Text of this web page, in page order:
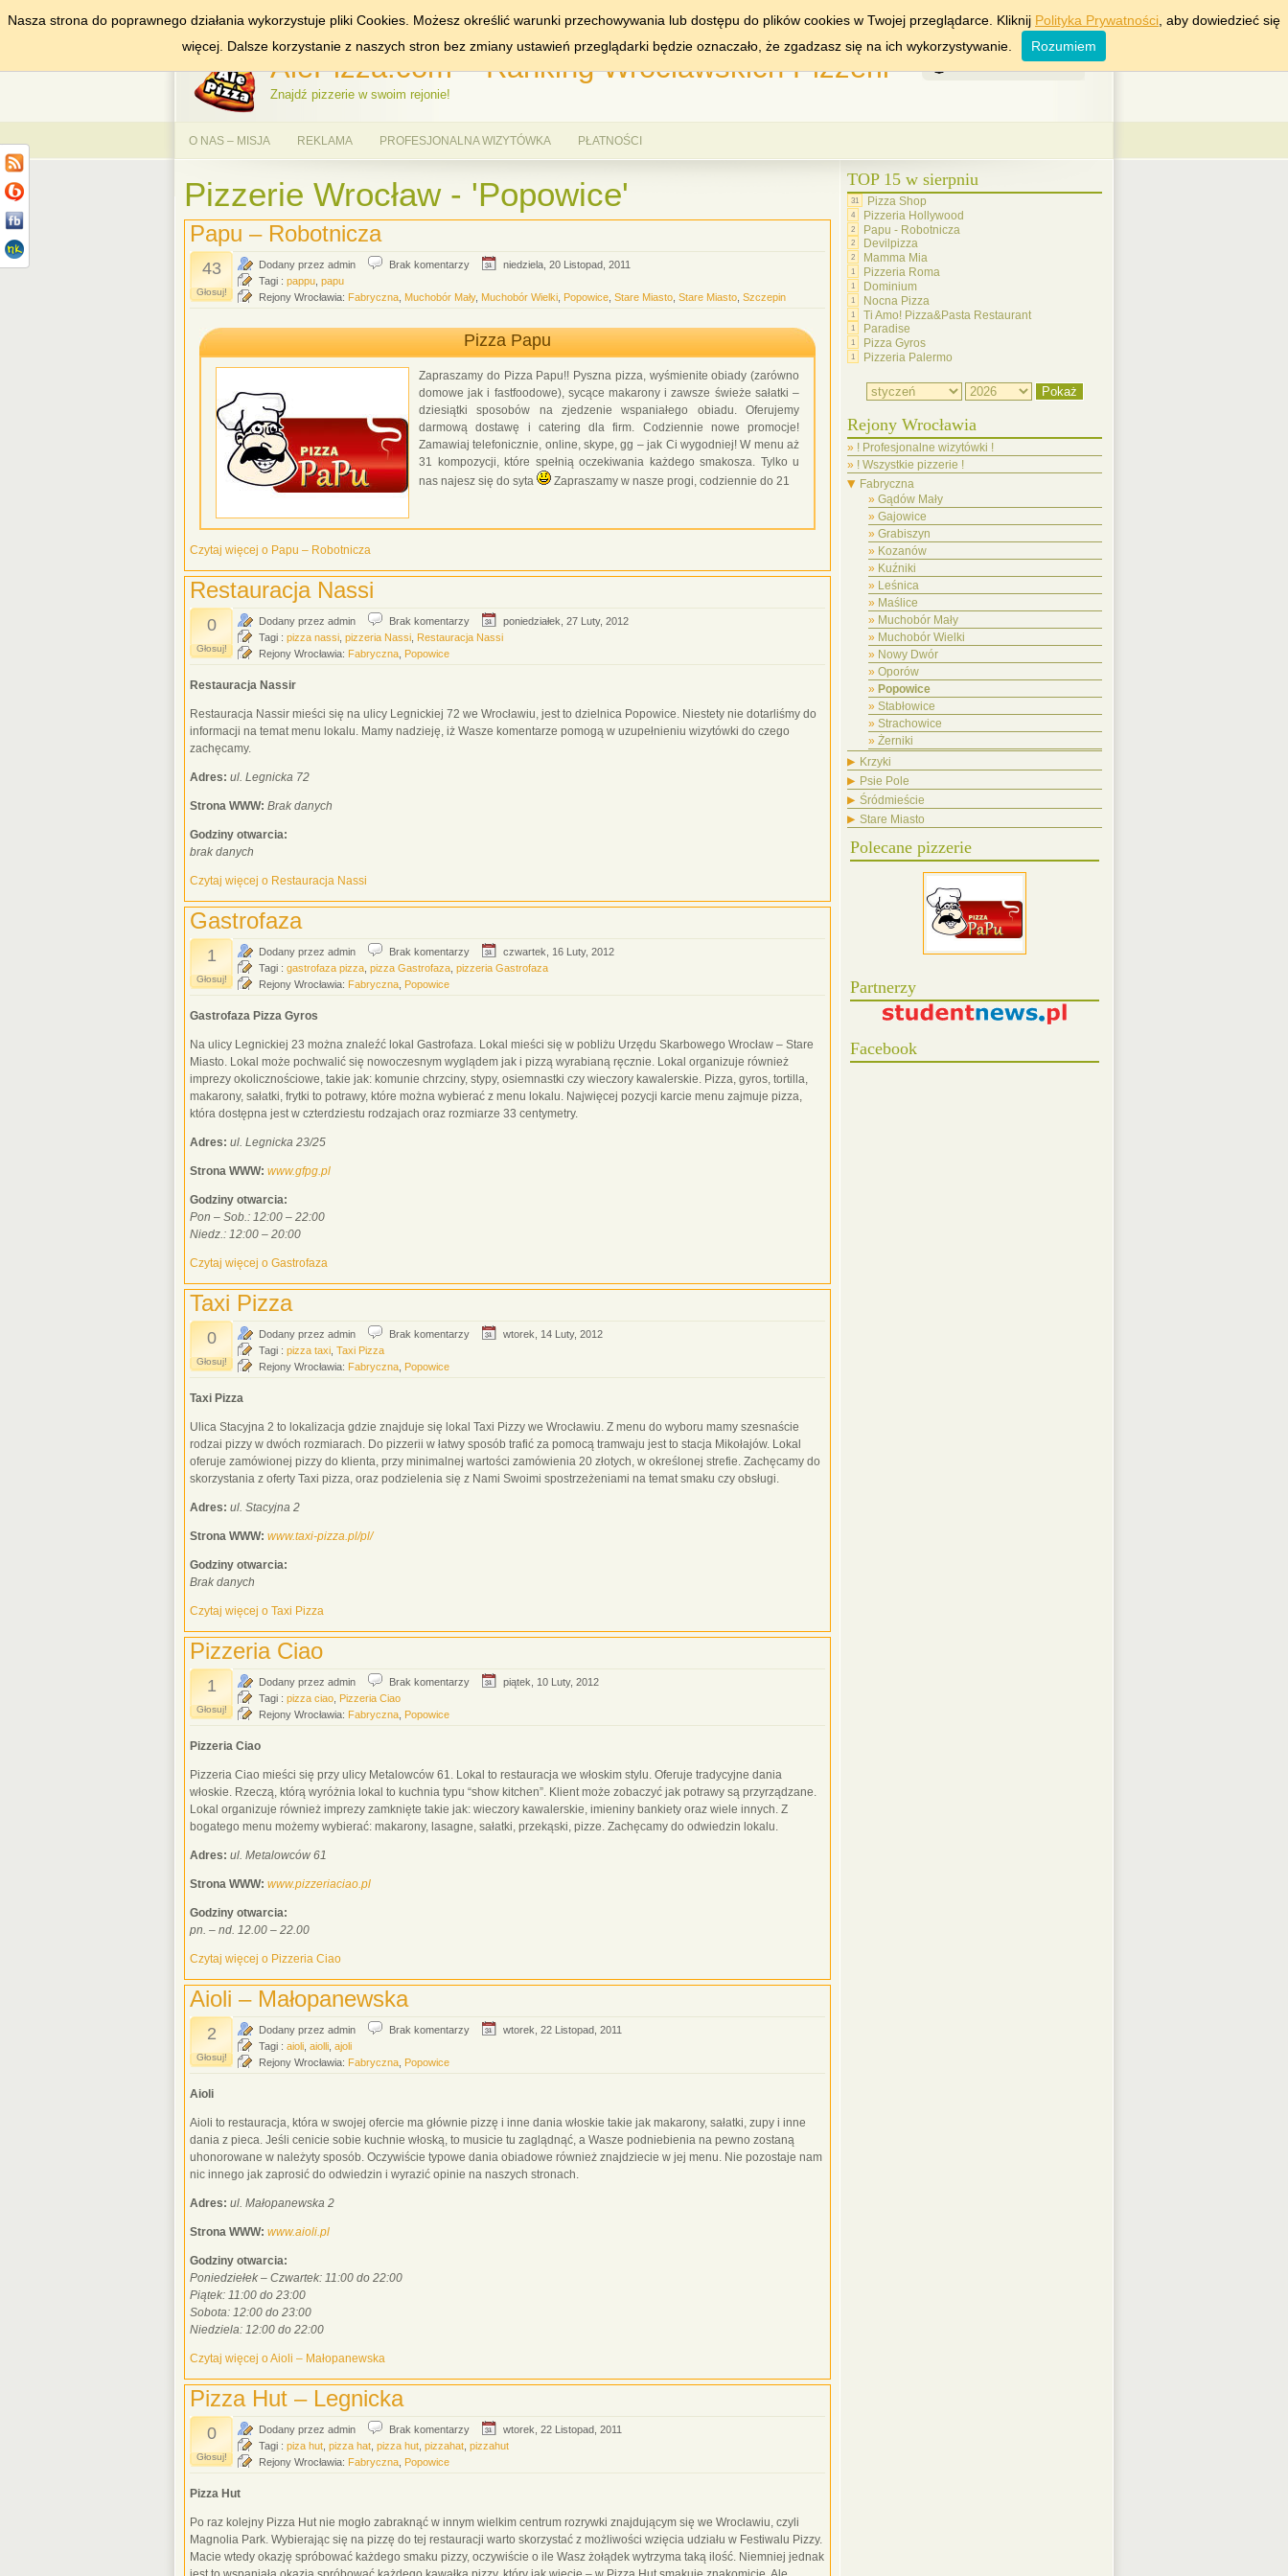
DODAJ NAS DO ULUBIONYCH ZNAJDŹ MIASTA: WROCŁAW KRAKÓW WARSZAWA
AlePizza.com – Ranking Wrocławskich Pizzerii
Znajdź pizzerie w swoim rejonie!
6 Sierpień 2026
O NAS – MISJA REKLAMA PROFESJONALNA WIZYTÓWKA PŁATNOŚCI
Pizzerie Wrocław - 'Popowice'
Papu – Robotnicza
43
Głosuj!
Dodany przez admin Brak komentarzy
niedziela, 20 Listopad, 2011
Tagi : pappu papu
Rejony Wrocławia: Fabryczna Muchobór Mały, Muchobór Wielki Popowice Stare Miasto Stare Miasto Szczepin
Pizza Papu
Zapraszamy do Pizza Papu!! Pyszna pizza, wyśmienite obiady (zarówno
domowe jak i fastfoodowe), sycące makarony i zawsze świeże sałatki –
dziesiątki sposobów na zjedzenie wspaniałego obiadu. Oferujemy
darmową dostawę i catering dla firm. Codziennie nowe promocje!
Zamawiaj telefonicznie, online, skype, gg – jak Ci wygodniej! W menu aż
31 kompozycji, które spełnią oczekiwania każdego smakosza. Tylko u
nas najesz się do syta
Zapraszamy w nasze progi, codziennie do 21
Czytaj więcej o Papu – Robotnicza
Restauracja Nassi
0
Głosuj!
Dodany przez admin Brak komentarzy
poniedziałek, 27 Luty, 2012
Tagi : pizza nassi pizzeria Nassi Restauracja Nassi
Rejony Wrocławia: Fabryczna Popowice
Restauracja Nassir
Restauracja Nassir mieści się na ulicy Legnickiej 72 we Wrocławiu, jest to dzielnica Popowice. Niestety nie dotarliśmy do
informacji na temat menu lokalu. Mamy nadzieję, iż Wasze komentarze pomogą w uzupełnieniu wizytówki do czego
zachęcamy.
Adres: ul. Legnicka 72
Strona WWW: Brak danych
Godziny otwarcia:
brak danych
Czytaj więcej o Restauracja Nassi
Gastrofaza
1
Głosuj!
Dodany przez admin Brak komentarzy
czwartek, 16 Luty, 2012
Tagi : gastrofaza pizza pizza Gastrofaza pizzeria Gastrofaza
Rejony Wrocławia: Fabryczna Popowice
Gastrofaza Pizza Gyros
Na ulicy Legnickiej 23 można znaleźć lokal Gastrofaza. Lokal mieści się w pobliżu Urzędu Skarbowego Wrocław – Stare
Miasto‎. Lokal może pochwalić się nowoczesnym wyglądem jak i pizzą wyrabianą ręcznie. Lokal organizuje również
imprezy okolicznościowe, takie jak: komunie chrzciny, stypy, osiemnastki czy wieczory kawalerskie. Pizza, gyros, tortilla,
makarony, sałatki, frytki to potrawy, które można wybierać z menu lokalu. Najwięcej pozycji karcie menu zajmuje pizza,
która dostępna jest w czterdziestu rodzajach oraz rozmiarze 33 centymetry.
Adres: ul. Legnicka 23/25
Strona WWW: www.gfpg.pl
Godziny otwarcia:
Pon – Sob.: 12:00 – 22:00
Niedz.: 12:00 – 20:00
Czytaj więcej o Gastrofaza
Taxi Pizza
0
Głosuj!
Dodany przez admin Brak komentarzy
wtorek, 14 Luty, 2012
Tagi : pizza taxi Taxi Pizza
Rejony Wrocławia: Fabryczna Popowice
Taxi Pizza
Ulica Stacyjna 2 to lokalizacja gdzie znajduje się lokal Taxi Pizzy we Wrocławiu. Z menu do wyboru mamy szesnaście
rodzai pizzy w dwóch rozmiarach. Do pizzerii w łatwy sposób trafić za pomocą tramwaju jest to stacja Mikołajów‎. Lokal
oferuje zamówionej pizzy do klienta, przy minimalnej wartości zamówienia 20 złotych, w określonej strefie. Zachęcamy do
skorzystania z oferty Taxi pizza, oraz podzielenia się z Nami Swoimi spostrzeżeniami na temat smaku czy obsługi.
Adres: ul. Stacyjna 2
Strona WWW: www.taxi-pizza.pl/pl/
Godziny otwarcia:
Brak danych
Czytaj więcej o Taxi Pizza
Pizzeria Ciao
1
Głosuj!
Dodany przez admin Brak komentarzy
piątek, 10 Luty, 2012
Tagi : pizza ciao Pizzeria Ciao
Rejony Wrocławia: Fabryczna Popowice
Pizzeria Ciao
Pizzeria Ciao mieści się przy ulicy Metalowców 61. Lokal to restauracja we włoskim stylu. Oferuje tradycyjne dania
włoskie. Rzeczą, którą wyróżnia lokal to kuchnia typu “show kitchen”. Klient może zobaczyć jak potrawy są przyrządzane.
Lokal organizuje również imprezy zamknięte takie jak: wieczory kawalerskie, imieniny bankiety oraz wiele innych. Z
bogatego menu możemy wybierać: makarony, lasagne, sałatki, przekąski, pizze. Zachęcamy do odwiedzin lokalu.
Adres: ul. Metalowców 61
Strona WWW: www.pizzeriaciao.pl
Godziny otwarcia:
pn. – nd. 12.00 – 22.00
Czytaj więcej o Pizzeria Ciao
Aioli – Małopanewska
2
Głosuj!
Dodany przez admin Brak komentarzy
wtorek, 22 Listopad, 2011
Tagi : aioli aiolli ajoli
Rejony Wrocławia: Fabryczna Popowice
Aioli
Aioli to restauracja, która w swojej ofercie ma głównie pizzę i inne dania włoskie takie jak makarony, sałatki, zupy i inne
dania z pieca. Jeśli cenicie sobie kuchnie włoską, to musicie tu zaglądnąć, a Wasze podniebienia na pewno zostaną
uhonorowane w należyty sposób. Oczywiście typowe dania obiadowe również znajdziecie w jej menu. Nie pozostaje nam
nic innego jak zaprosić do odwiedzin i wyrazić opinie na naszych stronach.
Adres: ul. Małopanewska 2
Strona WWW: www.aioli.pl
Godziny otwarcia:
Poniedziełek – Czwartek: 11:00 do 22:00
Piątek: 11:00 do 23:00
Sobota: 12:00 do 23:00
Niedziela: 12:00 do 22:00
Czytaj więcej o Aioli – Małopanewska
Pizza Hut – Legnicka
0
Głosuj!
Dodany przez admin Brak komentarzy
wtorek, 22 Listopad, 2011
Tagi : piza hut pizza hat pizza hut pizzahat pizzahut
Rejony Wrocławia: Fabryczna Popowice
Pizza Hut
Po raz kolejny Pizza Hut nie mogło zabraknąć w innym wielkim centrum rozrywki znajdującym się we Wrocławiu, czyli
Magnolia Park. Wybierając się na pizzę do tej restauracji warto skorzystać z możliwości wzięcia udziału w Festiwalu Pizzy.
Macie wtedy okazję spróbować każdego smaku pizzy, oczywiście o ile Wasz żołądek wytrzyma taką ilość. Niemniej jednak
TOP 15 w sierpniu
31 Pizza Shop
4 Pizzeria Hollywood
2 Papu - Robotnicza
2 Devilpizza
2 Mamma Mia
1 Pizzeria Roma
1 Dominium
1 Nocna Pizza
1 Ti Amo! Pizza&Pasta Restaurant
1 Paradise
1 Pizza Gyros
1 Pizzeria Palermo
Rejony Wrocławia
! Profesjonalne wizytówki !
! Wszystkie pizzerie !
▼ Fabryczna
Gądów Mały
Gajowice
Grabiszyn
Kozanów
Kuźniki
Leśnica
Maślice
Muchobór Mały
Muchobór Wielki
Nowy Dwór
Oporów
Popowice
Stabłowice
Strachowice
Żerniki
▶ Krzyki
▶ Psie Pole
▶ Śródmieście
▶ Stare Miasto
Polecane pizzerie
Partnerzy
Facebook
Nasza strona do poprawnego działania wykorzystuje pliki Cookies. Możesz określić warunki przechowywania lub dostępu do plików cookies w Twojej przeglądarce. Kliknij Polityka Prywatności , aby dowiedzieć się
więcej. Dalsze korzystanie z naszych stron bez zmiany ustawień przeglądarki będzie oznaczało, że zgadzasz się na ich wykorzystywanie.
Rozumiem